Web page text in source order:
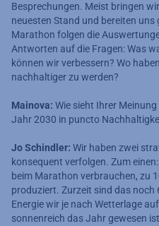
Besprechungen. Meist bringen
neuesten Stand und bereiten
Marathon folgen die
Antworten auf die Fragen: Was
können wir verbessern? Wo
nachhaltiger zu werden?
Mainova: Wie sieht Ihrer
Jahr 2030 in puncto
Jo Schindler: Wir haben zwei
konsequent verfolgen. Zum
beim Marathon verbrauchen, zu
produziert. Zurzeit sind das noch
Energie wir je nach Wetterlage
sonnenreich das Jahr gewesen